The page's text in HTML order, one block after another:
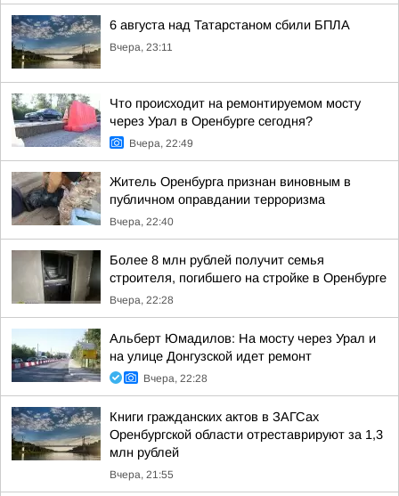
6 августа над Татарстаном сбили БПЛА
Вчера, 23:11
Что происходит на ремонтируемом мосту
через Урал в Оренбурге сегодня?
Вчера, 22:49
Житель Оренбурга признан виновным в
публичном оправдании терроризма
Вчера, 22:40
Более 8 млн рублей получит семья
строителя, погибшего на стройке в Оренбурге
Вчера, 22:28
Альберт Юмадилов: На мосту через Урал и
на улице Донгузской идет ремонт
Вчера, 22:28
Книги гражданских актов в ЗАГСах
Оренбургской области отреставрируют за 1,3
млн рублей
Вчера, 21:55